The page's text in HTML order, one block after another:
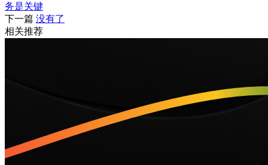
务是关键
下一篇 没有了
相关推荐